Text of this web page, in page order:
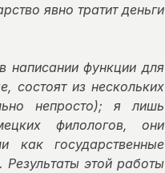
явно тратит деньги
написании функции для
состоят из нескольких
непросто); я лишь
филологов, они
как государственные
этой работы